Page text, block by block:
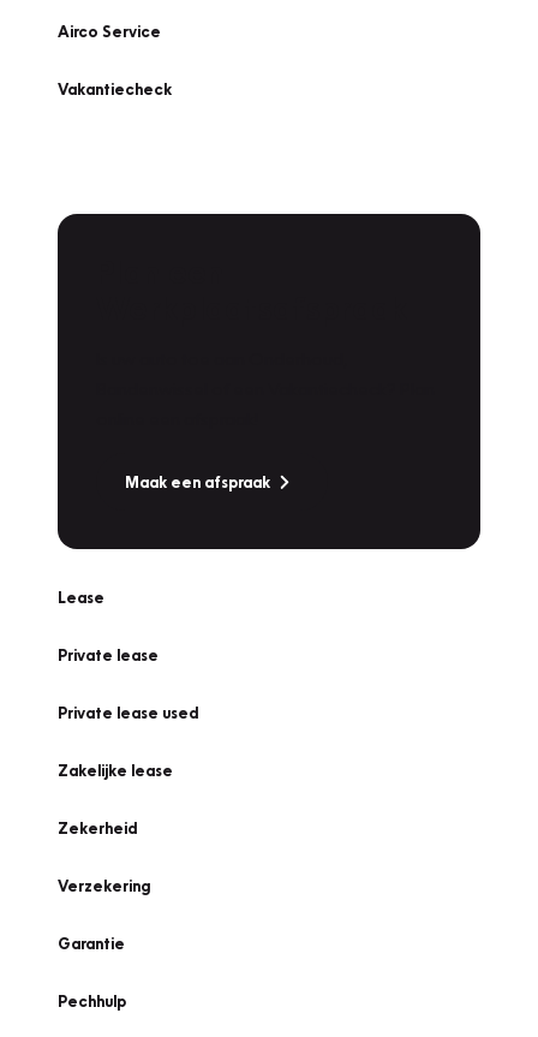
Airco Service
Vakantiecheck
Maak een afspraak
Lease
Private lease
Private lease used
Zakelijke lease
Zekerheid
Verzekering
Garantie
Pechhulp